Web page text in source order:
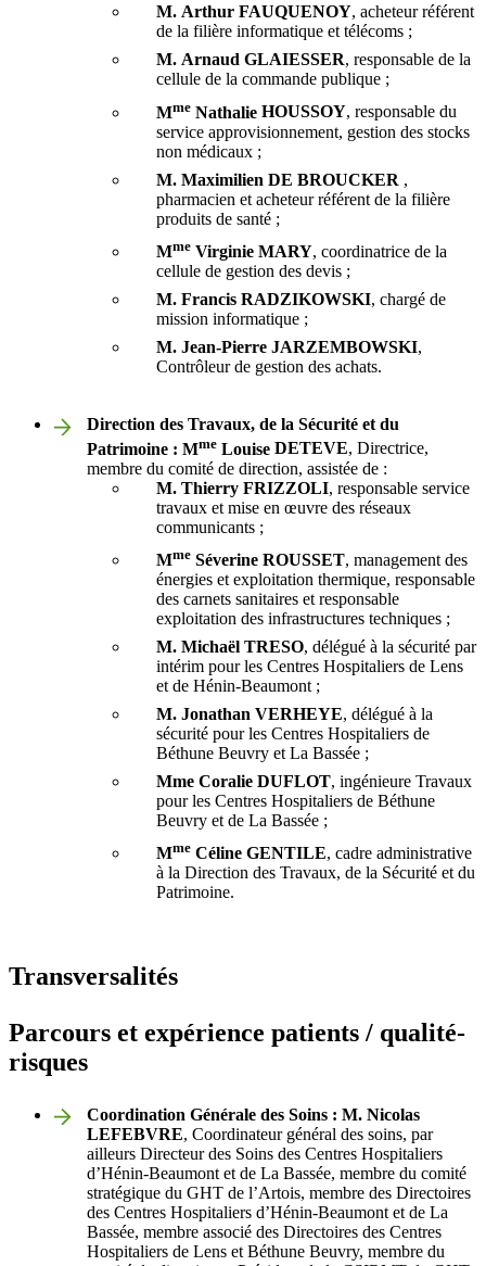
M. Arthur FAUQUENOY, acheteur référent
de la filière informatique et télécoms ;
M. Arnaud GLAIESSER, responsable de la
cellule de la commande publique ;
Mme Nathalie HOUSSOY, responsable du
service approvisionnement, gestion des stocks
non médicaux ;
M. Maximilien DE BROUCKER ,
pharmacien et acheteur référent de la filière
produits de santé ;
Mme Virginie MARY, coordinatrice de la
cellule de gestion des devis ;
M. Francis RADZIKOWSKI, chargé de
mission informatique ;
M. Jean-Pierre JARZEMBOWSKI,
Contrôleur de gestion des achats.
Direction des Travaux, de la Sécurité et du
Patrimoine : Mme Louise DETEVE, Directrice,
membre du comité de direction, assistée de :
M. Thierry FRIZZOLI, responsable service
travaux et mise en œuvre des réseaux
communicants ;
Mme Séverine ROUSSET, management des
énergies et exploitation thermique, responsable
des carnets sanitaires et responsable
exploitation des infrastructures techniques ;
M. Michaël TRESO, délégué à la sécurité par
intérim pour les Centres Hospitaliers de Lens
et de Hénin-Beaumont ;
M. Jonathan VERHEYE, délégué à la
sécurité pour les Centres Hospitaliers de
Béthune Beuvry et La Bassée ;
Mme Coralie DUFLOT, ingénieure Travaux
pour les Centres Hospitaliers de Béthune
Beuvry et de La Bassée ;
Mme Céline GENTILE, cadre administrative
à la Direction des Travaux, de la Sécurité et du
Patrimoine.
Transversalités
Parcours et expérience patients / qualité-
risques
Coordination Générale des Soins : M. Nicolas
LEFEBVRE, Coordinateur général des soins, par
ailleurs Directeur des Soins des Centres Hospitaliers
d’Hénin-Beaumont et de La Bassée, membre du comité
stratégique du GHT de l’Artois, membre des Directoires
des Centres Hospitaliers d’Hénin-Beaumont et de La
Bassée, membre associé des Directoires des Centres
Hospitaliers de Lens et Béthune Beuvry, membre du